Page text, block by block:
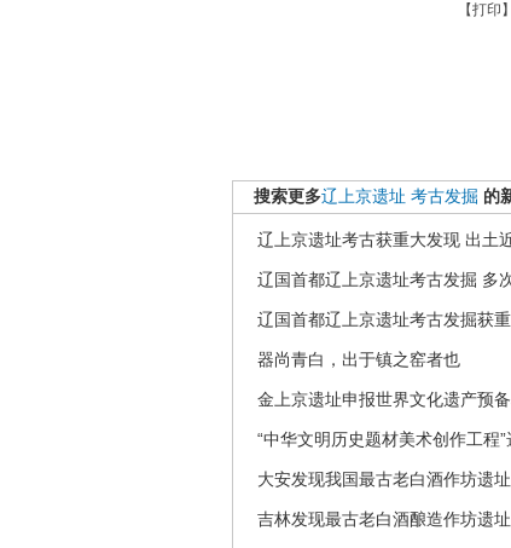
【打印
搜索更多辽上京遗址 考古发掘 的
辽上京遗址考古获重大发现 出土
辽国首都辽上京遗址考古发掘 多
辽国首都辽上京遗址考古发掘获
器尚青白，出于镇之窑者也
金上京遗址申报世界文化遗产预
“中华文明历史题材美术创作工程
大安发现我国最古老白酒作坊遗址
吉林发现最古老白酒酿造作坊遗址